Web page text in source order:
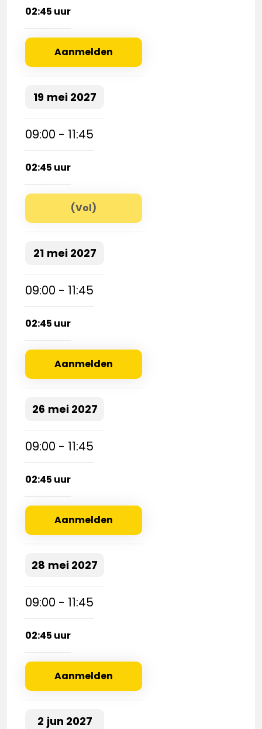
02:45 uur
Aanmelden
19 mei2027
09:00 - 11:45
02:45 uur
(Vol)
21 mei2027
09:00 - 11:45
02:45 uur
Aanmelden
26 mei2027
09:00 - 11:45
02:45 uur
Aanmelden
28 mei 2027
09:00 - 11:45
02:45 uur
Aanmelden
2 jun 2027